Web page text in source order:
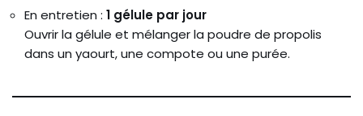
En entretien : 1 gélule par jour
Ouvrir la gélule et mélanger la poudre de propolis
dans un yaourt, une compote ou une purée.